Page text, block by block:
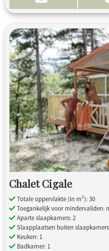
Chalet Cigale
Totale oppervlakte (in m²): 30
Toegankelijk voor mindervaliden:
Aparte slaapkamers: 2
Slaapplaatsen buiten
Keuken: 1
Badkamer: 1